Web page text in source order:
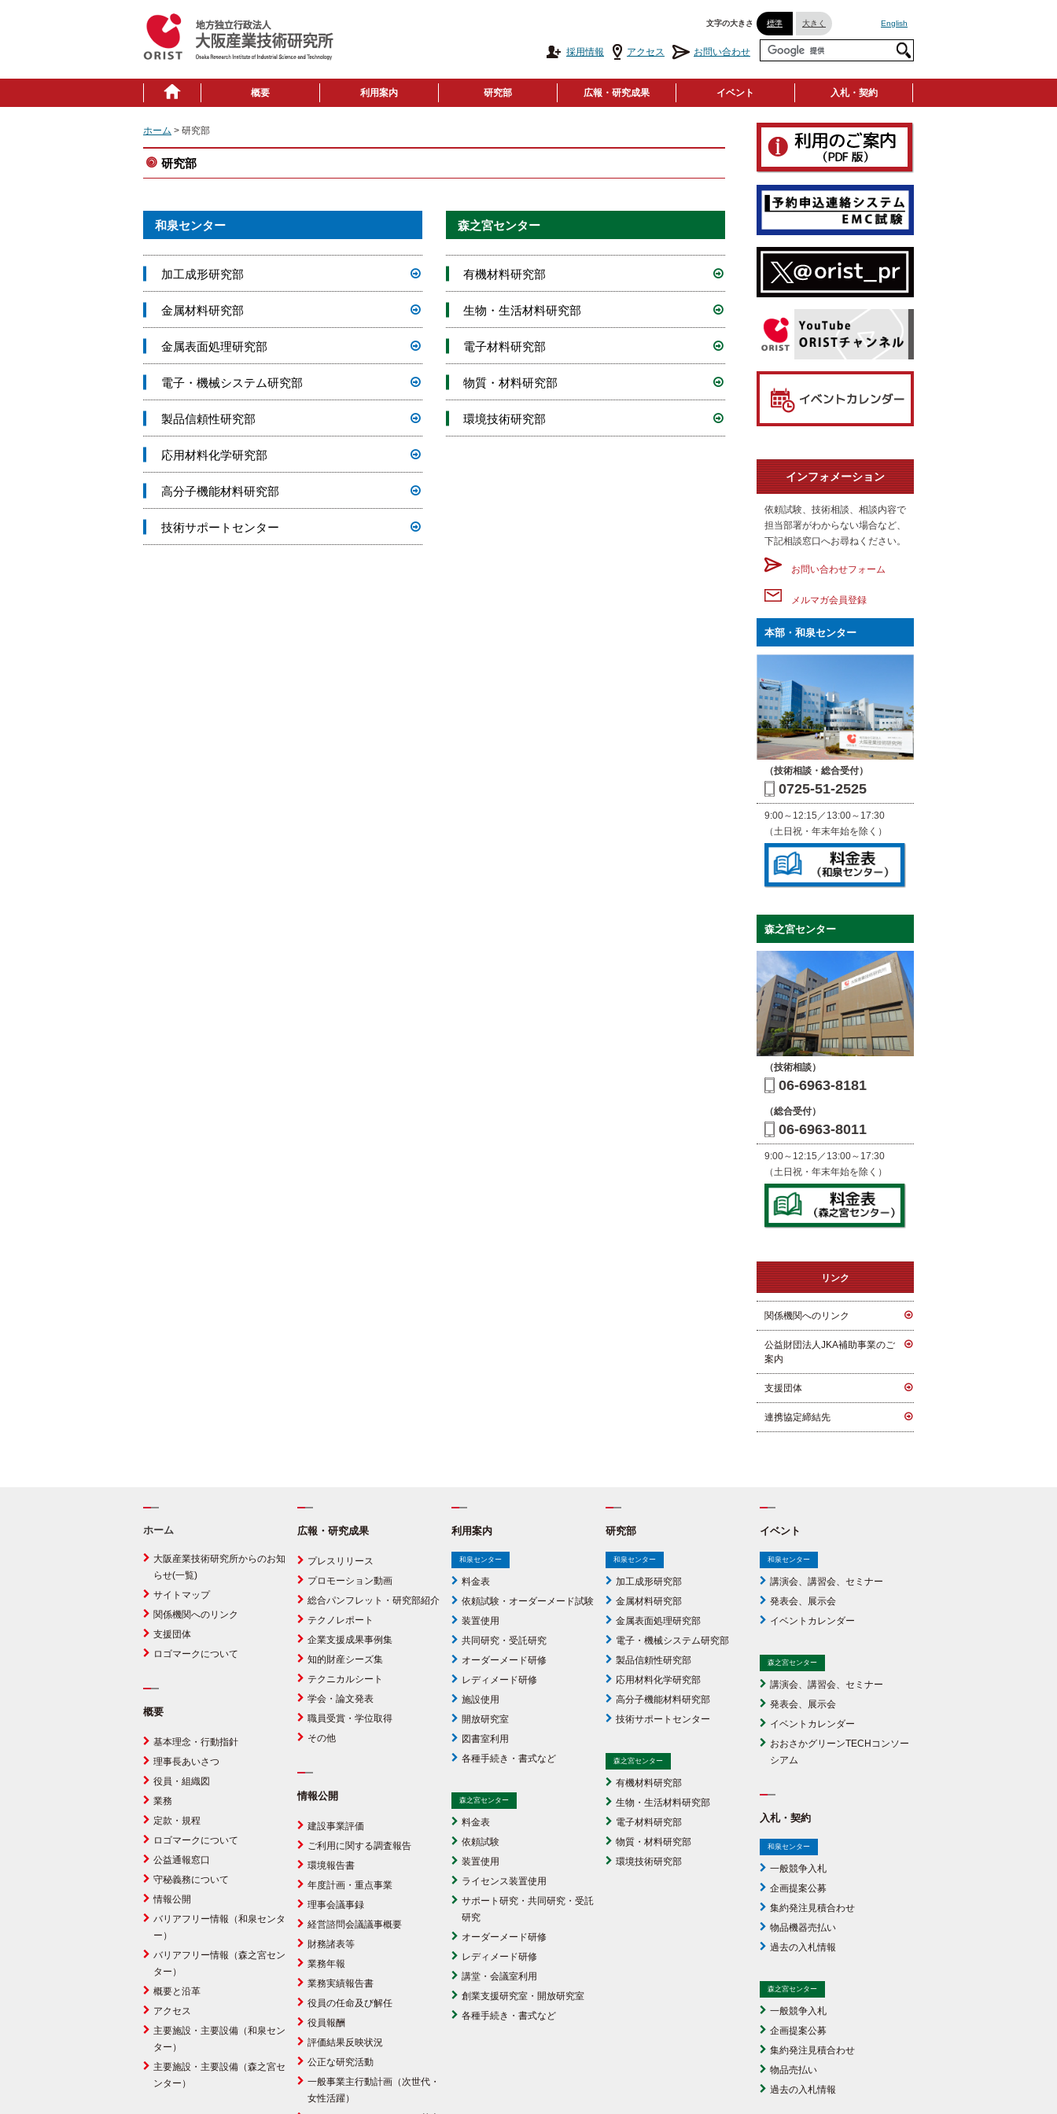
標準 大きく English
文字の大きさ
採用情報 アクセス お問い合わせ
概要 利用案内 研究部 広報・研究成果 イベント 入札・契約
ホーム > 研究部
研究部
和泉センター
加工成形研究部
金属材料研究部
金属表面処理研究部
電子・機械システム研究部
製品信頼性研究部
応用材料化学研究部
高分子機能材料研究部
技術サポートセンター
森之宮センター
有機材料研究部
生物・生活材料研究部
電子材料研究部
物質・材料研究部
環境技術研究部
インフォメーション
依頼試験、技術相談、相談内容で
担当部署がわからない場合など、
下記相談窓口へお尋ねください。
お問い合わせフォーム
メルマガ会員登録
本部・和泉センター
（技術相談・総合受付）
0725-51-2525
9:00～12:15／13:00～17:30
（土日祝・年末年始を除く）
森之宮センター
（技術相談）
06-6963-8181
（総合受付）
06-6963-8011
9:00～12:15／13:00～17:30
（土日祝・年末年始を除く）
リンク
関係機関へのリンク
公益財団法人JKA補助事業のご
案内
支援団体
連携協定締結先
ホーム
大阪産業技術研究所からのお知
らせ(一覧)
サイトマップ
関係機関へのリンク
支援団体
ロゴマークについて
概要
基本理念・行動指針
理事長あいさつ
役員・組織図
業務
定款・規程
ロゴマークについて
公益通報窓口
守秘義務について
情報公開
バリアフリー情報（和泉センタ
ー）
バリアフリー情報（森之宮セン
ター）
概要と沿革
アクセス
主要施設・主要設備（和泉セン
ター）
主要施設・主要設備（森之宮セ
ンター）
広報・研究成果
プレスリリース
プロモーション動画
総合パンフレット・研究部紹介
テクノレポート
企業支援成果事例集
知的財産シーズ集
テクニカルシート
学会・論文発表
職員受賞・学位取得
その他
情報公開
建設事業評価
ご利用に関する調査報告
環境報告書
年度計画・重点事業
理事会議事録
経営諮問会議議事概要
財務諸表等
業務年報
業務実績報告書
役員の任命及び解任
役員報酬
評価結果反映状況
公正な研究活動
一般事業主行動計画（次世代・
女性活躍）
利用案内
和泉センター
料金表
依頼試験・オーダーメード試験
装置使用
共同研究・受託研究
オーダーメード研修
レディメード研修
施設使用
開放研究室
図書室利用
各種手続き・書式など
森之宮センター
料金表
依頼試験
装置使用
ライセンス装置使用
サポート研究・共同研究・受託
研究
オーダーメード研修
レディメード研修
講堂・会議室利用
創業支援研究室・開放研究室
各種手続き・書式など
研究部
和泉センター
加工成形研究部
金属材料研究部
金属表面処理研究部
電子・機械システム研究部
製品信頼性研究部
応用材料化学研究部
高分子機能材料研究部
技術サポートセンター
森之宮センター
有機材料研究部
生物・生活材料研究部
電子材料研究部
物質・材料研究部
環境技術研究部
イベント
和泉センター
講演会、講習会、セミナー
発表会、展示会
イベントカレンダー
森之宮センター
講演会、講習会、セミナー
発表会、展示会
イベントカレンダー
おおさかグリーンTECHコンソー
シアム
入札・契約
和泉センター
一般競争入札
企画提案公募
集約発注見積合わせ
物品機器売払い
過去の入札情報
森之宮センター
一般競争入札
企画提案公募
集約発注見積合わせ
物品売払い
過去の入札情報